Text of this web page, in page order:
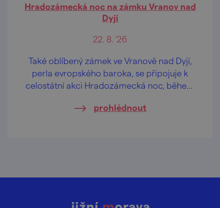
Hradozámecká noc na zámku Vranov nad
Dyjí
22. 8. '26
Také oblíbený zámek ve Vranově nad Dyjí,
perla evropského baroka, se připojuje k
celostátní akci Hradozámecká noc, během
republice.
prohlédnout